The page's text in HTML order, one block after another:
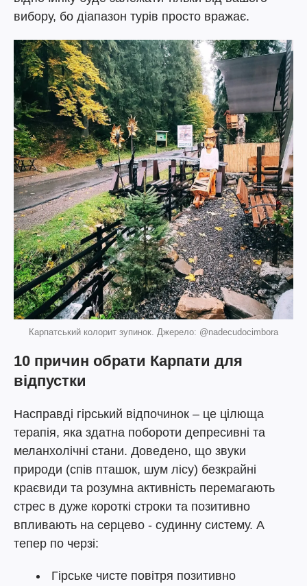
вибору, бо діапазон турів просто вражає.
Карпатський колорит зупинок. Джерело: @nadecudocimbora
10 причин обрати Карпати для
відпустки
Насправді гірський відпочинок – це цілюща
терапія, яка здатна побороти депресивні та
меланхолічні стани. Доведено, що звуки
природи (спів пташок, шум лісу) безкрайні
краєвиди та розумна активність перемагають
стрес в дуже короткі строки та позитивно
впливають на серцево - судинну систему. А
тепер по черзі:
Гірське чисте повітря позитивно